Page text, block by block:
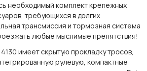
необходимый комплект крепежных
требующихся в долгих
трансмиссия и тормозная система
любые мыслимые препятствия!
имеет скрытую прокладку тросов,
рулевую, компактные